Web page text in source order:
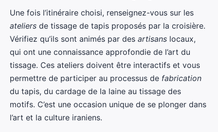
Une fois l’itinéraire choisi, renseignez-vous sur les
ateliers de tissage de tapis proposés par la croisière.
Vérifiez qu’ils sont animés par des artisans locaux,
qui ont une connaissance approfondie de l’art du
tissage. Ces ateliers doivent être interactifs et vous
permettre de participer au processus de fabrication
du tapis, du cardage de la laine au tissage des
motifs. C’est une occasion unique de se plonger dans
l’art et la culture iraniens.